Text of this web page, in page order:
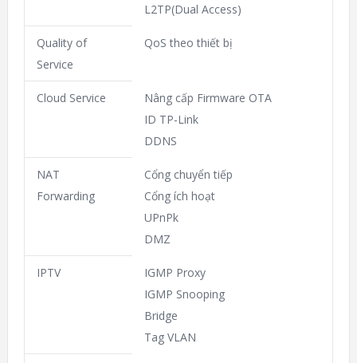
L2TP(Dual Access)
Quality of
Service
QoS theo thiết bị
Cloud Service
Nâng cấp Firmware OTA
ID TP-Link
DDNS
NAT
Forwarding
Cổng chuyển tiếp
Cổng ích hoạt
UPnPk
DMZ
IPTV
IGMP Proxy
IGMP Snooping
Bridge
Tag VLAN